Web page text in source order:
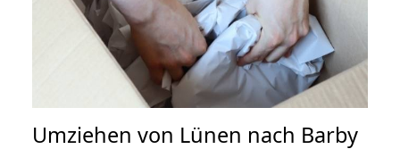
Umziehen von Lünen nach Barby